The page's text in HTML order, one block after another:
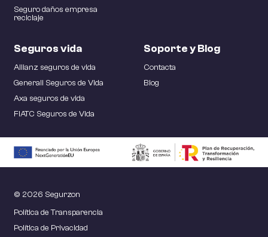
Seguro daños empresa
reciclaje
Seguros vida
Allianz seguros de vida
Generali Seguros de Vida
Axa seguros de vida
FIATC Seguros de Vida
Soporte y Blog
Contacta
Blog
© 2026 Segurzon
Política de Transparencia
Política de Privacidad